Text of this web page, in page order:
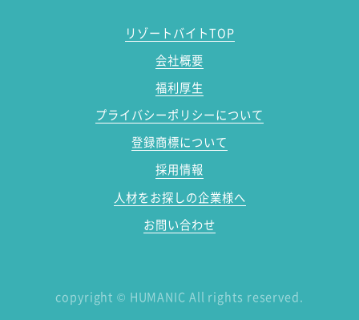
リゾートバイトTOP
会社概要
福利厚生
プライバシーポリシーについて
登録商標について
採用情報
人材をお探しの企業様へ
お問い合わせ
copyright © HUMANIC All rights reserved.